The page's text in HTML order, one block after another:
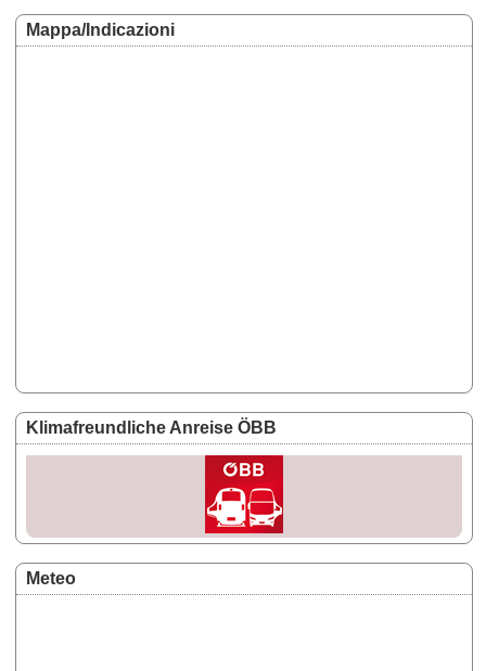
Steigungsprozent vom Kapitelplatz hinauf zur Festung Hohensalzburg.
Mappa/Indicazioni
Klimafreundliche Anreise ÖBB
Meteo